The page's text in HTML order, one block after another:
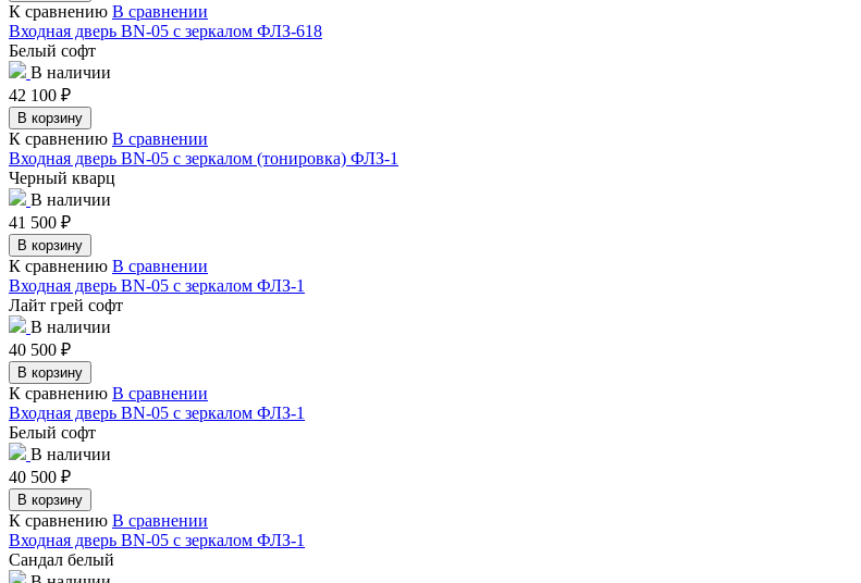
К сравнению В сравнении
Входная дверь BN-05 с зеркалом ФЛЗ-618
Белый софт
В наличии
42 100 ₽
В корзину
К сравнению В сравнении
Входная дверь BN-05 с зеркалом (тонировка) ФЛЗ-1
Черный кварц
В наличии
41 500 ₽
В корзину
К сравнению В сравнении
Входная дверь BN-05 с зеркалом ФЛЗ-1
Лайт грей софт
В наличии
40 500 ₽
В корзину
К сравнению В сравнении
Входная дверь BN-05 с зеркалом ФЛЗ-1
Белый софт
В наличии
40 500 ₽
В корзину
К сравнению В сравнении
Входная дверь BN-05 с зеркалом ФЛЗ-1
Сандал белый